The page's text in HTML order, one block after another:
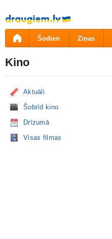
Pāriet
uz
saturu
Šodien Ziņas
Kino
Aktuāli
Šobrīd kino
Drīzumā
Visas filmas